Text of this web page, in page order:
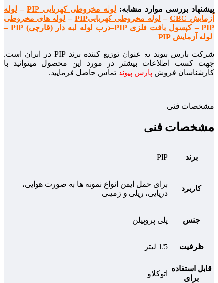
پیشنهاد بررسی موارد مشابه: لوله مخروطی کهربایی PIP – لوله
آزمایش CBC
– لوله مخروطی کهرباییPIP – لوله های مخروطی
PIP
–کپسول بافت فلزی PIP –درب لوله لبه دار (قارچی) PIP
–
لوله آزمایش PIP
–
شرکت پارس پیوند به عنوان توزیع کننده برند PIP در ایران است.
جهت کسب اطلاعات بیشتر در مورد این محصول میتوانید با
کارشناسان فروش پارس پیوند تماس حاصل فرمایید.
مشخصات فنی
مشخصات فنی
برند PIP
کاربرد
برای حمل ایمن انواع نمونه ها به صورت هوایی،
دریایی، ریلی و زمینی
جنس پلی پروپیلن
ظرفیت 1/5 لیتر
قابل استفاده
برای
اتوکلاو